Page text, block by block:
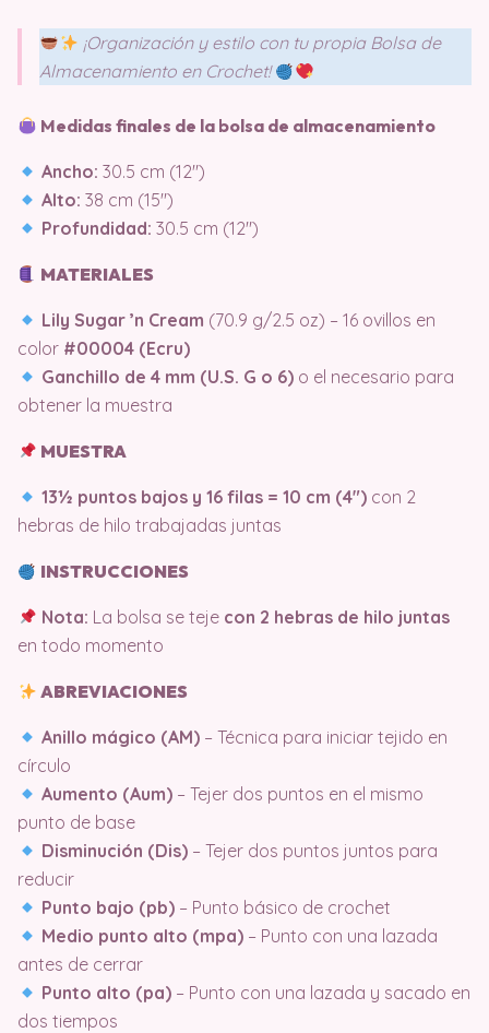
¡Organización y estilo con tu propia Bolsa de
Almacenamiento en Crochet!
Medidas finales de la bolsa de almacenamiento
Ancho: 30.5 cm (12″)
Alto: 38 cm (15″)
Profundidad: 30.5 cm (12″)
MATERIALES
Lily Sugar ’n Cream (70.9 g/2.5 oz) – 16 ovillos en
color #00004 (Ecru)
Ganchillo de 4 mm (U.S. G o 6) o el necesario para
obtener la muestra
MUESTRA
13½ puntos bajos y 16 filas = 10 cm (4″) con 2
hebras de hilo trabajadas juntas
INSTRUCCIONES
Nota: La bolsa se teje con 2 hebras de hilo juntas
en todo momento
ABREVIACIONES
Anillo mágico (AM) – Técnica para iniciar tejido en
círculo
Aumento (Aum) – Tejer dos puntos en el mismo
punto de base
Disminución (Dis) – Tejer dos puntos juntos para
reducir
Punto bajo (pb) – Punto básico de crochet
Medio punto alto (mpa) – Punto con una lazada
antes de cerrar
Punto alto (pa) – Punto con una lazada y sacado en
dos tiempos